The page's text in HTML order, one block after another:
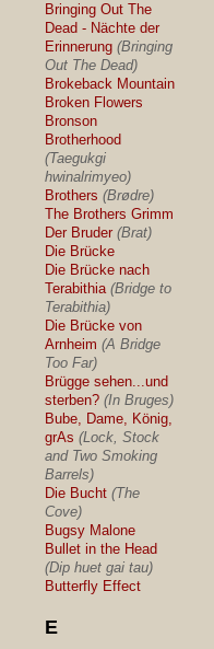
Bringing Out The
Dead - Nächte der
Erinnerung (Bringing
Out The Dead)
Brokeback Mountain
Broken Flowers
Bronson
Brotherhood
(Taegukgi
hwinalrimyeo)
Brothers (Brødre)
The Brothers Grimm
Der Bruder (Brat)
Die Brücke
Die Brücke nach
Terabithia (Bridge to
Terabithia)
Die Brücke von
Arnheim (A Bridge
Too Far)
Brügge sehen...und
sterben? (In Bruges)
Bube, Dame, König,
grAs (Lock, Stock
and Two Smoking
Barrels)
Die Bucht (The
Cove)
Bugsy Malone
Bullet in the Head
(Dip huet gai tau)
Butterfly Effect
E